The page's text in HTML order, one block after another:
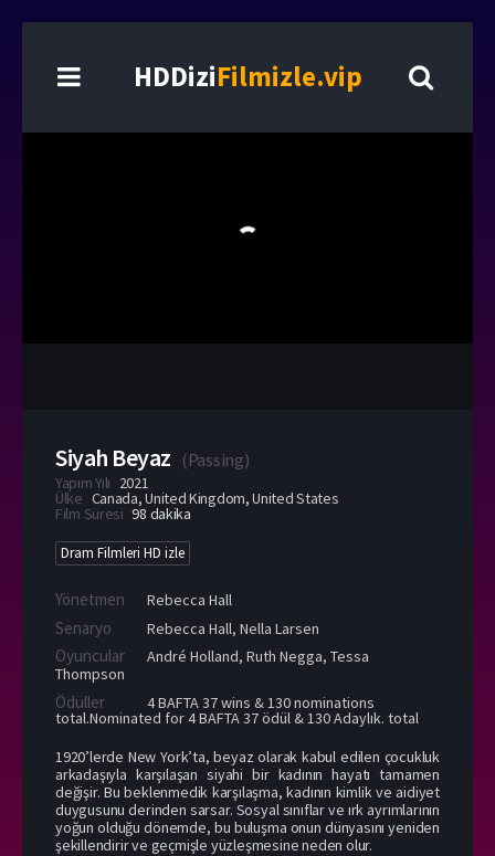
HDDiziFilmizle.vip
Siyah Beyaz (Passing)
Yapım Yılı 2021
Ülke Canada,United Kingdom,United States
Film Süresi 98 dakika
Dram Filmleri HD izle
Yönetmen Rebecca Hall
Senaryo Rebecca Hall, Nella Larsen
Oyuncular André Holland, Ruth Negga, Tessa
Thompson
Ödüller 4 BAFTA 37 wins & 130 nominations
total.Nominated for 4 BAFTA 37 ödül & 130 Adaylık. total
1920’lerde New York’ta, beyaz olarak kabul edilen çocukluk
arkadaşıyla karşılaşan siyahi bir kadının hayatı tamamen
değişir. Bu beklenmedik karşılaşma, kadının kimlik ve aidiyet
duygusunu derinden sarsar. Sosyal sınıflar ve ırk ayrımlarının
yoğun olduğu dönemde, bu buluşma onun dünyasını yeniden
şekillendirir ve geçmişle yüzleşmesine neden olur.